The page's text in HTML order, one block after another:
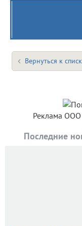
Вернуться к
Реклама
Последние